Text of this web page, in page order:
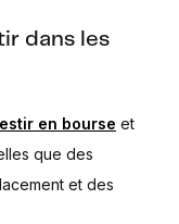
dans les
en bourse et
que des
et des